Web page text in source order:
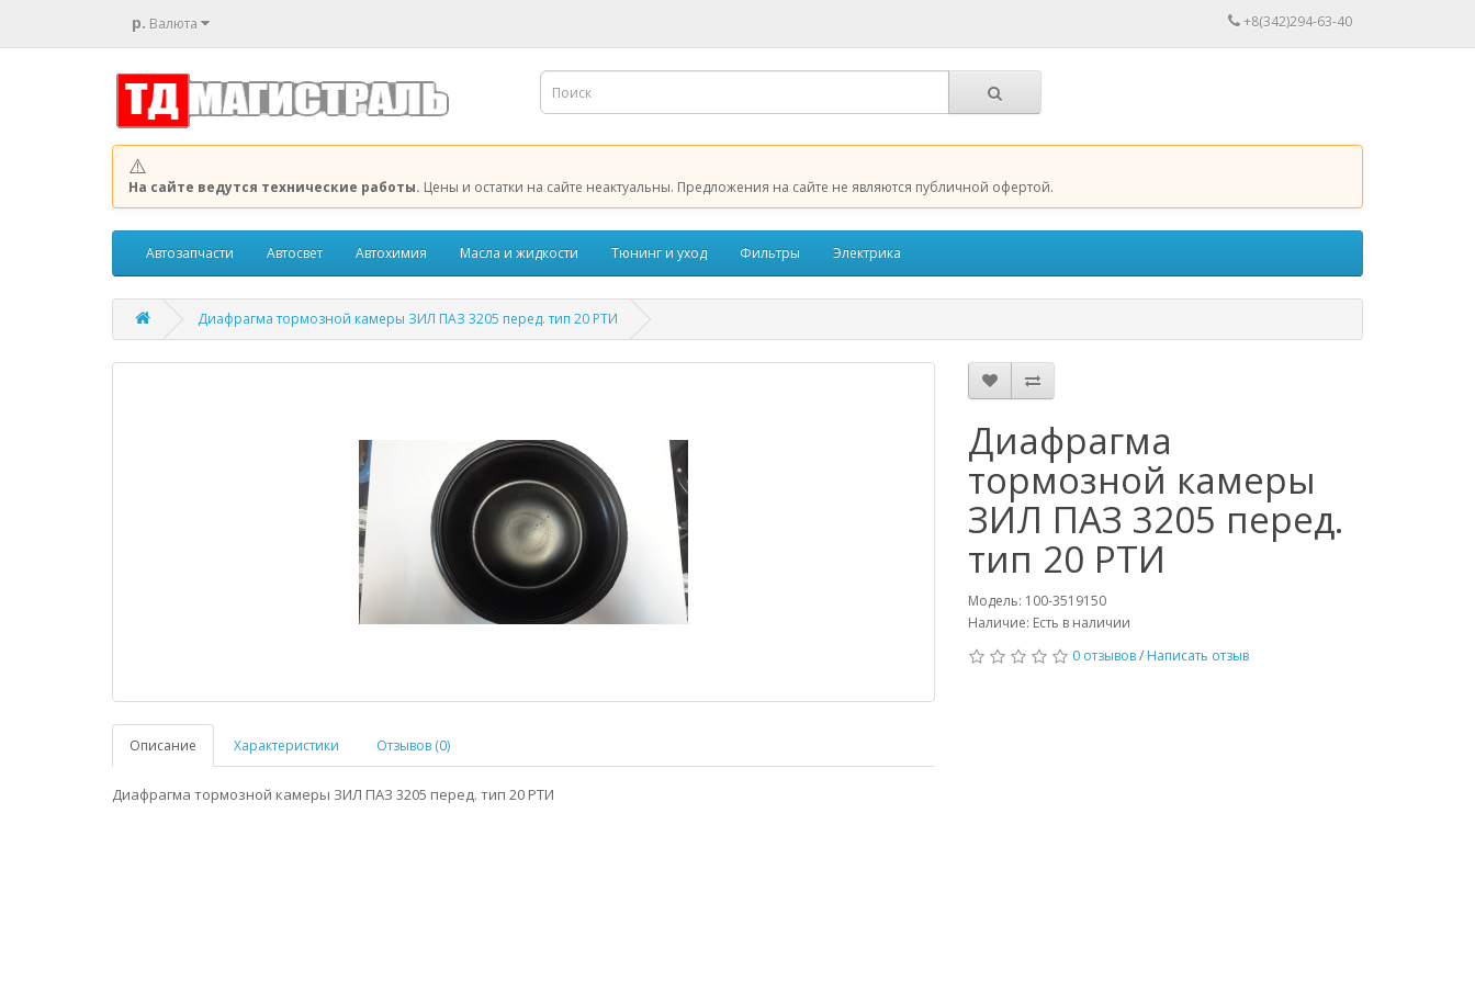
р. Валюта +8(342)294-63-40
⚠️
На сайте ведутся технические работы. Цены и остатки на сайте неактуальны. Предложения на сайте не являются публичной офертой.
Автозапчасти Автосвет Автохимия Масла и жидкости Тюнинг и уход Фильтры Электрика
Диафрагма тормозной камеры ЗИЛ ПАЗ 3205 перед. тип 20 РТИ
Описание Характеристики Отзывов (0)
Диафрагма тормозной камеры ЗИЛ ПАЗ 3205 перед. тип 20 РТИ
Диафрагма
тормозной камеры
ЗИЛ ПАЗ 3205 перед.
тип 20 РТИ
Модель: 100-3519150
Наличие: Есть в наличии
0 отзывов/ Написать отзыв